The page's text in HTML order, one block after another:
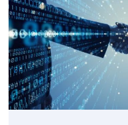
Maar
wat
doet
het
met
de
mens?